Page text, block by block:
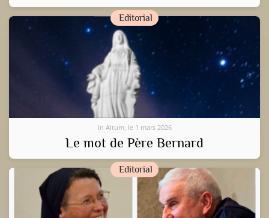
Editorial
In Altum, le 1 mars 2026
Le mot de Père Bernard
Editorial